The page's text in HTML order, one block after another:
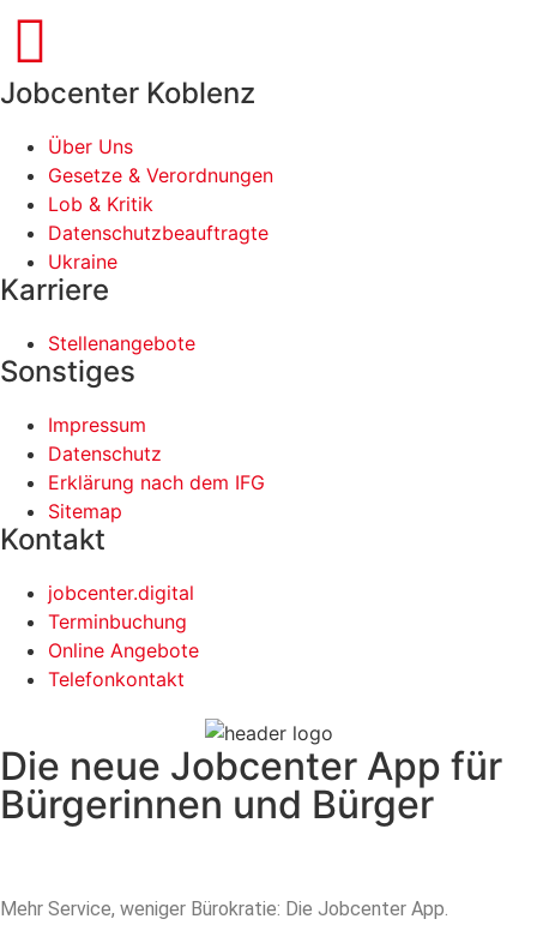
Jobcenter Koblenz
Über Uns
Gesetze & Verordnungen
Lob & Kritik
Datenschutzbeauftragte
Ukraine
Karriere
Stellenangebote
Sonstiges
Impressum
Datenschutz
Erklärung nach dem IFG
Sitemap
Kontakt
jobcenter.digital
Terminbuchung
Online Angebote
Telefonkontakt
Die neue Jobcenter App für
Bürgerinnen und Bürger
Mehr Service, weniger Bürokratie: Die Jobcenter App.